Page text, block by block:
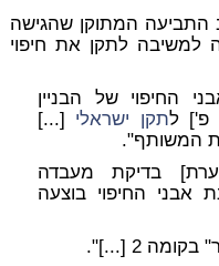
התביעה המתוקן שהגישה
למשיבה לתקן את חיפוי
החיפוי של הבניין
פ'] לתקן ישראלי [...]
המשותף".
בדיקת מעבדה
החיפוי בוצעה
2 [...]".